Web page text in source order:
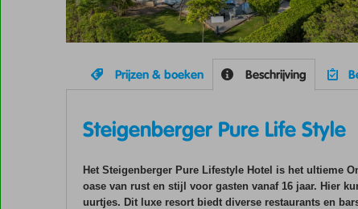
Prijzen & boeken Beschrijving
Steigenberger Pure Life Style
Het Steigenberger Pure Lifestyle Hotel is het ultieme
oase van rust en stijl voor gasten vanaf 16 jaar. Hier
uurtjes. Dit luxe resort biedt diverse restaurants en